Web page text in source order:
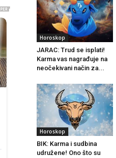
Horoskop
JARAC: Trud se isplati!
Karma vas nagrađuje na
neočekivani način za...
Horoskop
BIK: Karma i sudbina
udružene! Ono što su